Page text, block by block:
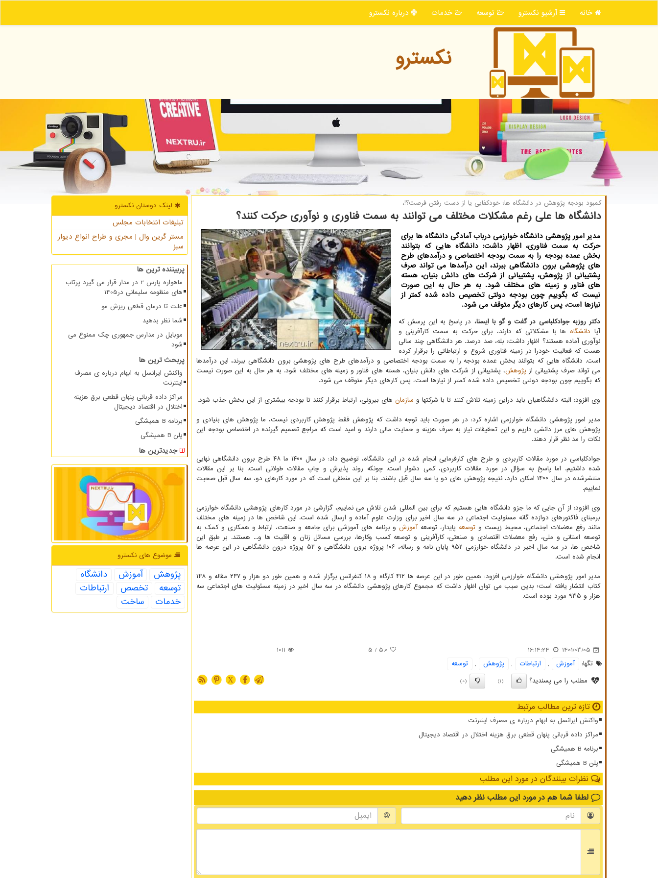
خانه آرشیو نكسترو توسعه خدمات درباره نكسترو
نكسترو
كمبود بودجه پژوهش در دانشگاه ها؛ خودكفایی یا از دست رفتن فرصت؟!،
دانشگاه ها علی رغم مشکلات مختلف می توانند به سمت فناوری و نوآوری حرکت کنند؟
مدیر امور پژوهشی دانشگاه خوارزمی درباب آمادگی دانشگاه ها برای
حرکت به سمت فناوری، اظهار داشت: دانشگاه هایی که بتوانند
بخش عمده بودجه را به سمت بودجه اختصاصی و درآمدهای طرح
های پژوهشی برون دانشگاهی ببرند، این درآمدها می تواند صرف
پشتیبانی از پژوهش، پشتیبانی از شرکت های دانش بنیان، هسته
های فناور و زمینه های مختلف شود. به هر حال به این صورت
نیست که بگوییم چون بودجه دولتی تخصیص داده شده کمتر از
نیازها است، پس کارهای دیگر متوقف می شود.
دکتر روزبه جوادکلباسی در گفت و گو با ایسنا، در پاسخ به این پرسش که
آیا دانشگاه ها با مشکلاتی که دارند، برای حرکت به سمت کارآفرینی و
نوآوری آماده هستند؟ اظهار داشت: بله، صد درصد. هر دانشگاهی چند سالی
هست که فعالیت خودرا در زمینه فناوری شروع و ارتباطاتی را برقرار کرده
است. دانشگاه هایی که بتوانند بخش عمده بودجه را به سمت بودجه اختصاصی و درآمدهای طرح های پژوهشی برون دانشگاهی ببرند، این درآمدها
می تواند صرف پشتیبانی از پژوهش، پشتیبانی از شرکت های دانش بنیان، هسته های فناور و زمینه های مختلف شود. به هر حال به این صورت نیست
که بگوییم چون بودجه دولتی تخصیص داده شده کمتر از نیازها است، پس کارهای دیگر متوقف می شود.
وی افزود: البته دانشگاهیان باید دراین زمینه تلاش کنند تا با شرکتها و سازمان های بیرونی، ارتباط برقرار کنند تا بودجه بیشتری از این بخش جذب شود.
مدیر امور پژوهشی دانشگاه خوارزمی اشاره کرد: در هر صورت باید توجه داشت که پژوهش فقط پژوهش کاربردی نیست، ما پژوهش های بنیادی و
پژوهش های مرز دانشی داریم و این تحقیقات نیاز به صرف هزینه و حمایت مالی دارند و امید است که مراجع تصمیم گیرنده در اختصاص بودجه این
نکات را مد نظر قرار دهند.
جوادکلباسی در مورد مقالات کاربردی و طرح های کارفرمایی انجام شده در این دانشگاه، توضیح داد: در سال ۱۴۰۰ ما ۴۸ طرح برون دانشگاهی نهایی
شده داشتیم. اما پاسخ به سؤال در مورد مقالات کاربردی، کمی دشوار است. چونکه روند پذیرش و چاپ مقالات طولانی است. بنا بر این مقالات
منتشرشده در سال ۱۴۰۰ امکان دارد، نتیجه پژوهش های دو یا سه سال قبل باشند. بنا بر این منطقی است که در مورد کارهای دو، سه سال قبل صحبت
نماییم.
وی افزود: از آن جایی که ما جزو دانشگاه هایی هستیم که برای بین المللی شدن تلاش می نماییم، گزارشی در مورد کارهای پژوهشی دانشگاه خوارزمی
برمبنای فاکتورهای دوازده گانه مسئولیت اجتماعی در سه سال اخیر برای وزارت علوم آماده و ارسال شده است. این شاخص ها در زمینه های مختلف
مانند رفع معضلات اجتماعی، محیط زیست وتوسعه پایدار، توسعه آموزشو برنامه های آموزشی برای جامعه و صنعت، ارتباط و همکاری و کمک به
توسعه استانی و ملی، رفع معضلات اقتصادی و صنعتی، کارآفرینی و توسعه کسب وکارها، بررسی مسائل زنان و اقلیت ها و... هستند. بر طبق این
شاخص ها، در سه سال اخیر در دانشگاه خوارزمی ۹۵۲ پایان نامه و رساله، ۱۰۶ پروژه برون دانشگاهی و ۵۲ پروژه درون دانشگاهی در این عرصه ها
انجام شده است.
مدیر امور پژوهشی دانشگاه خوارزمی افزود: همین طور در این عرصه ها ۴۱۲ کارگاه و ۱۸ کنفرانس برگزار شده و همین طور دو هزار و ۲۴۷ مقاله و ۱۴۸
کتاب انتشار یافته است؛ بدین سبب می توان اظهار داشت که مجموع کارهای پژوهشی دانشگاه در سه سال اخیر در زمینه مسئولیت های اجتماعی سه
هزار و ۹۳۵ مورد بوده است.
1401/03/05
16:14:24
5.0
/ 5
1011
تگها:
آموزش , ارتباطات , پژوهش ,
توسعه
مطلب را می پسندید؟
(1)
(0)
X
تازه ترین مطالب مرتبط
واکنش ایرانسل به ابهام درباره ی مصرف اینترنت
مراکز داده قربانی پنهان قطعی برق هزینه اختلال در اقتصاد دیجیتال
برنامه B همیشگی
پلن B همیشگی
نظرات بینندگان در مورد این مطلب
لطفا شما هم در مورد این مطلب نظر دهید
لینک دوستان نكسترو
تبلیغات انتخابات مجلس
مستر گرین وال | مجری و طراح انواع دیوار
سبز
پربیننده ترین ها
ماهواره پارس 2 در مدار قرار می گیرد پرتاب
های منظومه سلیمانی در1405
علت تا درمان قطعی ریزش مو
شما نظر بدهید
موبایل در مدارس جمهوری چک ممنوع می
شود
پربحث ترین ها
واکنش ایرانسل به ابهام درباره ی مصرف
اینترنت
مراکز داده قربانی پنهان قطعی برق هزینه
اختلال در اقتصاد دیجیتال
برنامه B همیشگی
پلن B همیشگی
جدیدترین ها
موضوع های نكسترو
پژوهش آموزش
دانشگاه
توسعه
تخصص
ارتباطات
خدمات
ساخت